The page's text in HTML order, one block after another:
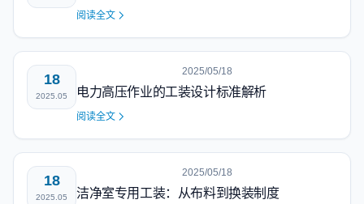
阅读全文
18
2025.05
2025/05/18
电力高压作业的工装设计标准解析
阅读全文
18
2025.05
2025/05/18
洁净室专用工装：从布料到换装制度